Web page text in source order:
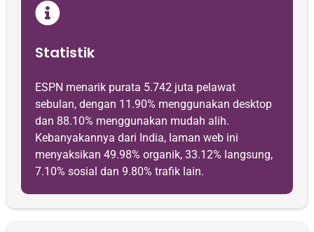
Statistik
ESPN menarik purata 5.742 juta pelawat
sebulan, dengan 11.90% menggunakan desktop
dan 88.10% menggunakan mudah alih.
Kebanyakannya dari India, laman web ini
menyaksikan 49.98% organik, 33.12% langsung,
7.10% sosial dan 9.80% trafik lain.